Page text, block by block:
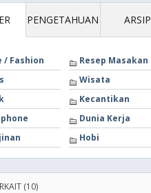
PENGETAHUAN ARSIP
/ Fashion
Resep Masakan
Wisata
Kecantikan
Dunia Kerja
Hobi
(10)